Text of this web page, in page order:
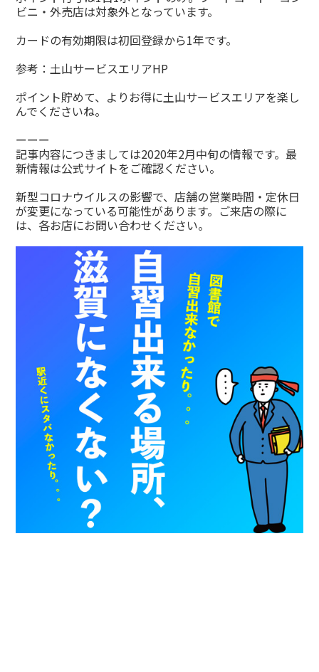
ビニ・外売店は対象外となっています。
カードの有効期限は初回登録から1年です。
参考： 土山サービスエリアHP
ポイント貯めて、よりお得に土山サービスエリアを楽し
んでくださいね。
ーーー
記事内容につきましては2020年2月中旬の情報です。最
新情報は公式サイトをご確認ください。
新型コロナウイルスの影響で、店舗の営業時間・定休日
が変更になっている可能性があります。ご来店の際に
は、各お店にお問い合わせください。